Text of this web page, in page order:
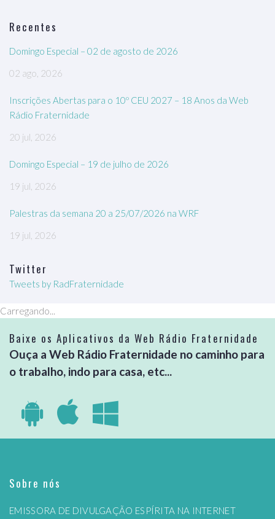
Recentes
Domingo Especial – 02 de agosto de 2026
02 ago, 2026
Inscrições Abertas para o 10º CEU 2027 – 18 Anos da Web
Rádio Fraternidade
20 jul, 2026
Domingo Especial – 19 de julho de 2026
19 jul, 2026
Palestras da semana 20 a 25/07/2026 na WRF
19 jul, 2026
Twitter
Tweets by RadFraternidade
Carregando...
Baixe os Aplicativos da Web Rádio Fraternidade
Ouça a Web Rádio Fraternidade no caminho para
o trabalho, indo para casa, etc...
Sobre nós
EMISSORA DE DIVULGAÇÃO ESPÍRITA NA INTERNET